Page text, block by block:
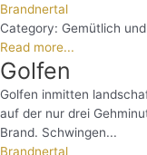
Brandnertal
Category: Gemütlich
Read more...
Golfen
Golfen inmitten
auf der nur drei
Brand. Schwingen...
Brandnertal